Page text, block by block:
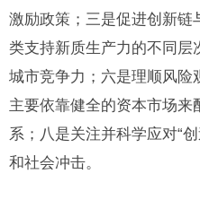
激励政策；三是促进创新链
类支持新质生产力的不同层
城市竞争力；六是理顺风险
主要依靠健全的资本市场
系；八是关注并科学应对“
和社会冲击。